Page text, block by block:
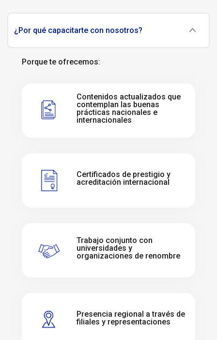
¿Por qué capacitarte con nosotros?
Porque te ofrecemos:
Contenidos actualizados que
contemplan las buenas
prácticas nacionales e
internacionales
Certificados de prestigio y
acreditación internacional
Trabajo conjunto con
universidades y
organizaciones de renombre
Presencia regional a través de
filiales y representaciones